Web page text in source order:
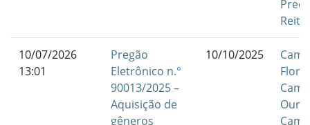
10/07/2026
13:01
Pregão
Eletrônico n.°
90013/2025 –
Aquisição de
gêneros
10/10/2025